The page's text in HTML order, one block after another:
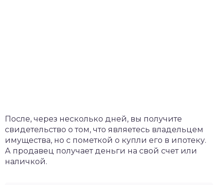
После, через несколько дней, вы получите
свидетельство о том, что являетесь владельцем
имущества, но с пометкой о купли его в ипотеку.
А продавец получает деньги на свой счет или
наличкой.